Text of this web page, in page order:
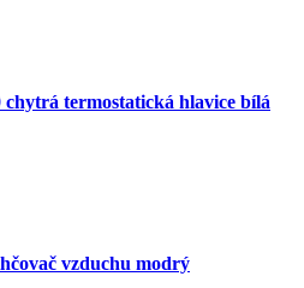
termostatická hlavice bílá
vzduchu modrý